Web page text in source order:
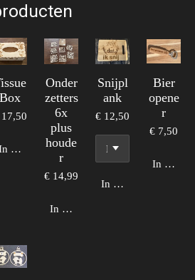
Box
winkelwagen
Onder
zetters
6x
plus
houde
r
€ 14,99
In winkelwagen
Snijpl
ank
€ 12,50
In winkelwagen
Bier
opene
r
€ 7,50
In